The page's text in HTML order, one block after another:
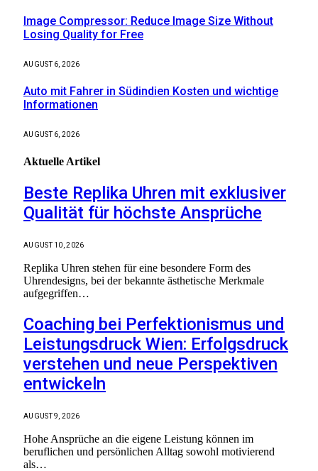
Image Compressor: Reduce Image Size Without
Losing Quality for Free
AUGUST 6, 2026
Auto mit Fahrer in Südindien Kosten und wichtige
Informationen
AUGUST 6, 2026
Aktuelle Artikel
Beste Replika Uhren mit exklusiver
Qualität für höchste Ansprüche
AUGUST 10, 2026
Replika Uhren stehen für eine besondere Form des
Uhrendesigns, bei der bekannte ästhetische Merkmale
aufgegriffen…
Coaching bei Perfektionismus und
Leistungsdruck Wien: Erfolgsdruck
verstehen und neue Perspektiven
entwickeln
AUGUST 9, 2026
Hohe Ansprüche an die eigene Leistung können im
beruflichen und persönlichen Alltag sowohl motivierend
als…